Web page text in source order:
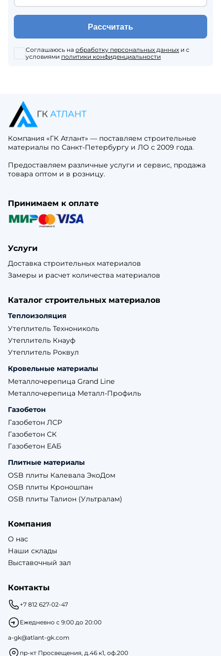
Рассчитать
Соглашаюсь на обработку персональных данных и с
условиями политики конфиденциальности
Компания «ГК Атлант» — поставляем строительные
материалы по Санкт-Петербургу и ЛО с 2009 года.
Предоставляем различные услуги и сервис, продажа
товара оптом и в розницу.
Принимаем к оплате
Услуги
Доставка строительных материалов
Замеры и расчет количества материалов
Каталог строительных материалов
Теплоизоляция
Утеплитель Технониколь
Утеплитель Кнауф
Утеплитель Роквул
Кровельные материалы
Металлочерепица Grand Line
Металлочерепица Металл-Профиль
Газобетон
Газобетон ЛСР
Газобетон СК
Газобетон ЕАБ
Плитные материалы
OSB плиты Калевала ЭкоДом
OSB плиты Кроношпан
OSB плиты Талион (Ультралам)
Компания
О нас
Наши склады
Выставочный зал
Контакты
+7 812 627-02-47
Ежедневно с 9:00 до 20:00
a-gk@atlant-gk.com
пр-кт Просвещения, д.46 к1, оф.200